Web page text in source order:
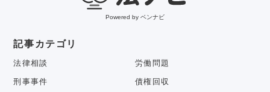
Powered by ベンナビ
記事カテゴリ
法律相談 労働問題
刑事事件 債権回収